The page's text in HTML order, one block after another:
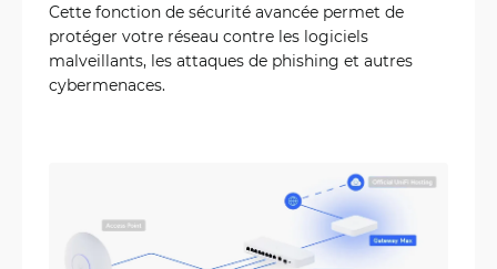
Cette fonction de sécurité avancée permet de
protéger votre réseau contre les logiciels
malveillants, les attaques de phishing et autres
cybermenaces.